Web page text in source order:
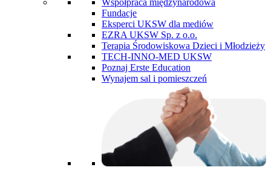
Współpraca międzynarodowa
Fundacje
Eksperci UKSW dla mediów
EZRA UKSW Sp. z o.o.
Terapia Środowiskowa Dzieci i Młodzieży
TECH-INNO-MED UKSW
Poznaj Erste Education
Wynajem sal i pomieszczeń